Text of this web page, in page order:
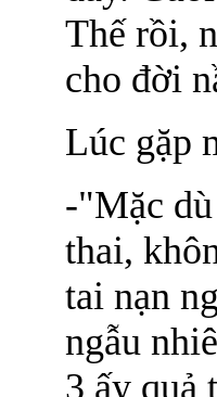
Thế rồi,
cho đời
Lúc gặp
-"Mặc
thai,
tai nạn
ngẫu
3 ấy quả